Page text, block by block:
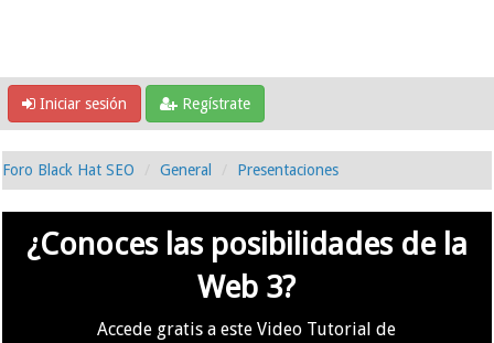
Iniciar sesión Regístrate
Foro Black Hat SEO General Presentaciones
¿Conoces las posibilidades de la
Web 3?
Accede gratis a este Video Tutorial de